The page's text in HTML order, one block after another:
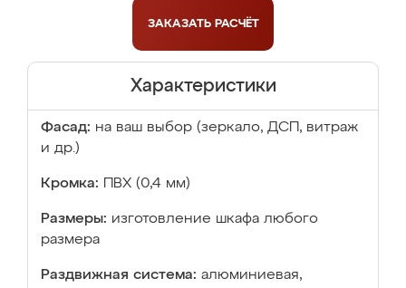
ЗАКАЗАТЬ РАСЧЁТ
Характеристики
Фасад: на ваш выбор (зеркало, ДСП, витраж
и др.)
Кромка: ПВХ (0,4 мм)
Размеры: изготовление шкафа любого
размера
Раздвижная система: алюминиевая,